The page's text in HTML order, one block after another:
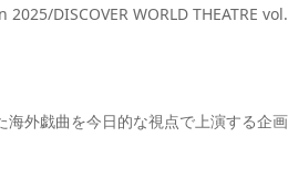
DISCOVER WORLD THEATRE
外戯曲を今日的な視点で上演する企